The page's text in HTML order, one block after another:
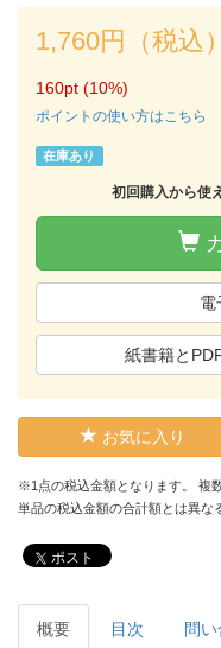
1,760円（税込）
160pt (10%)
ポイントの使い方はこちら
在庫あり
初回購入から使
電
紙書籍と
お気に入り
※1点の税込金額となります。 複
単品の税込金額の合計額とは異な
ポスト
概要 目次 問